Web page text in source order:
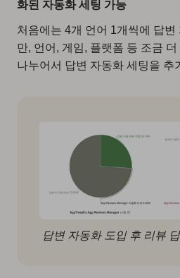
화된 자동화 세팅 가능
처음에는 4개 언어 1개씩에 답변
만, 언어, 게임, 플랫폼 등 조금
나누어서 답변 자동화 세팅을 추
답변 자동화 도입 후 리뷰